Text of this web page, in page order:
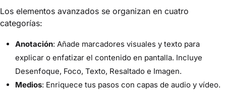
Los elementos avanzados se organizan en cuatro
categorías:
Anotación: Añade marcadores visuales y texto para
explicar o enfatizar el contenido en pantalla. Incluye
Desenfoque, Foco, Texto, Resaltado e Imagen.
Medios: Enriquece tus pasos con capas de audio y vídeo.